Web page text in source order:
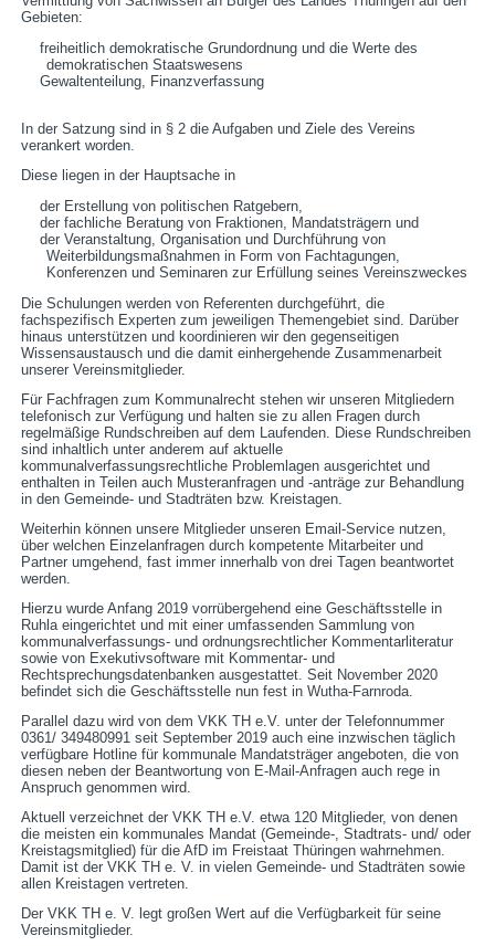
Gebieten:
freiheitlich demokratische Grundordnung und die Werte des
demokratischen Staatswesens
Gewaltenteilung, Finanzverfassung
In der Satzung sind in § 2 die Aufgaben und Ziele des Vereins
verankert worden.
Diese liegen in der Hauptsache in
der Erstellung von politischen Ratgebern,
der fachliche Beratung von Fraktionen, Mandatsträgern und
der Veranstaltung, Organisation und Durchführung von
Weiterbildungsmaßnahmen in Form von Fachtagungen,
Konferenzen und Seminaren zur Erfüllung seines Vereinszweckes
Die Schulungen werden von Referenten durchgeführt, die
fachspezifisch Experten zum jeweiligen Themengebiet sind. Darüber
hinaus unterstützen und koordinieren wir den gegenseitigen
Wissensaustausch und die damit einhergehende Zusammenarbeit
unserer Vereinsmitglieder.
Für Fachfragen zum Kommunalrecht stehen wir unseren Mitgliedern
telefonisch zur Verfügung und halten sie zu allen Fragen durch
regelmäßige Rundschreiben auf dem Laufenden. Diese Rundschreiben
sind inhaltlich unter anderem auf aktuelle
kommunalverfassungsrechtliche Problemlagen ausgerichtet und
enthalten in Teilen auch Musteranfragen und -anträge zur Behandlung
in den Gemeinde- und Stadträten bzw. Kreistagen.
Weiterhin können unsere Mitglieder unseren Email-Service nutzen,
über welchen Einzelanfragen durch kompetente Mitarbeiter und
Partner umgehend, fast immer innerhalb von drei Tagen beantwortet
werden.
Hierzu wurde Anfang 2019 vorrübergehend eine Geschäftsstelle in
Ruhla eingerichtet und mit einer umfassenden Sammlung von
kommunalverfassungs- und ordnungsrechtlicher Kommentarliteratur
sowie von Exekutivsoftware mit Kommentar- und
Rechtsprechungsdatenbanken ausgestattet. Seit November 2020
befindet sich die Geschäftsstelle nun fest in Wutha-Farnroda.
Parallel dazu wird von dem VKK TH e.V. unter der Telefonnummer
0361/ 349480991 seit September 2019 auch eine inzwischen täglich
verfügbare Hotline für kommunale Mandatsträger angeboten, die von
diesen neben der Beantwortung von E-Mail-Anfragen auch rege in
Anspruch genommen wird.
Aktuell verzeichnet der VKK TH e.V. etwa 120 Mitglieder, von denen
die meisten ein kommunales Mandat (Gemeinde-, Stadtrats- und/ oder
Kreistagsmitglied) für die AfD im Freistaat Thüringen wahrnehmen.
Damit ist der VKK TH e. V. in vielen Gemeinde- und Stadträten sowie
allen Kreistagen vertreten.
Der VKK TH e. V. legt großen Wert auf die Verfügbarkeit für seine
Vereinsmitglieder.